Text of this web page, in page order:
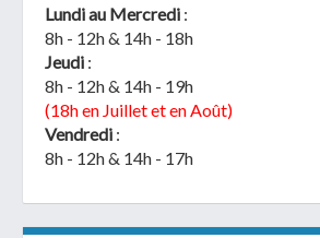
Lundi au Mercredi :
8h - 12h & 14h - 18h
Jeudi :
8h - 12h & 14h - 19h
(18h en Juillet et en Août)
Vendredi :
8h - 12h & 14h - 17h